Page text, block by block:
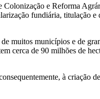
e Reforma
fundiária, titulação
muitos municípios e de
cerca de 90 milhões de
à criação